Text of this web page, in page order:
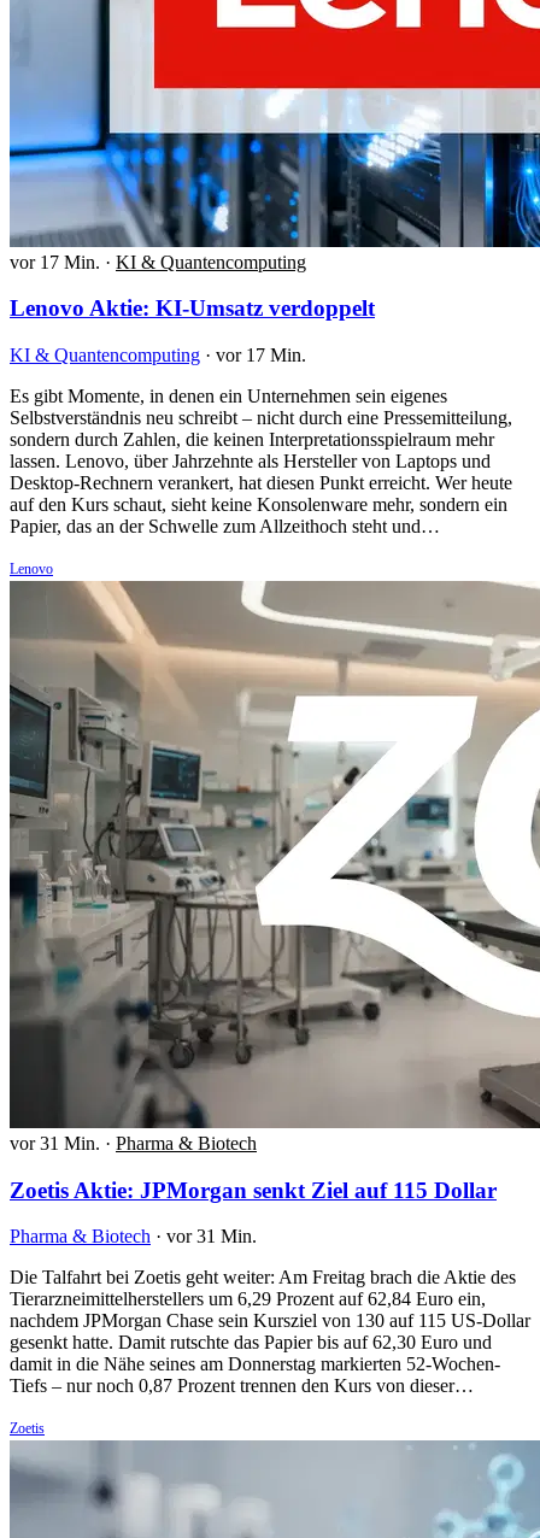
vor 17 Min. · KI & Quantencomputing
Lenovo Aktie: KI-Umsatz verdoppelt
KI & Quantencomputing · vor 17 Min.
Es gibt Momente, in denen ein Unternehmen sein eigenes
Selbstverständnis neu schreibt – nicht durch eine Pressemitteilung,
sondern durch Zahlen, die keinen Interpretationsspielraum mehr
lassen. Lenovo, über Jahrzehnte als Hersteller von Laptops und
Desktop-Rechnern verankert, hat diesen Punkt erreicht. Wer heute
auf den Kurs schaut, sieht keine Konsolenware mehr, sondern ein
Papier, das an der Schwelle zum Allzeithoch steht und…
Lenovo
vor 31 Min. · Pharma & Biotech
Zoetis Aktie: JPMorgan senkt Ziel auf 115 Dollar
Pharma & Biotech · vor 31 Min.
Die Talfahrt bei Zoetis geht weiter: Am Freitag brach die Aktie des
Tierarzneimittelherstellers um 6,29 Prozent auf 62,84 Euro ein,
nachdem JPMorgan Chase sein Kursziel von 130 auf 115 US-Dollar
gesenkt hatte. Damit rutschte das Papier bis auf 62,30 Euro und
damit in die Nähe seines am Donnerstag markierten 52-Wochen-
Tiefs – nur noch 0,87 Prozent trennen den Kurs von dieser…
Zoetis